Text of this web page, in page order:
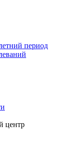
период
центр